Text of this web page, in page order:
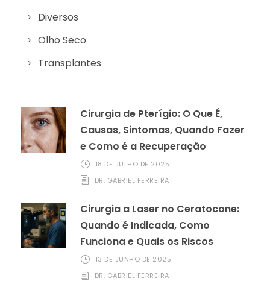
Diversos
Olho Seco
Transplantes
Cirurgia de Pterígio: O Que É,
Causas, Sintomas, Quando Fazer
e Como é a Recuperação
18 DE JULHO DE 2025
DR. GABRIEL FERREIRA
Cirurgia a Laser no Ceratocone:
Quando é Indicada, Como
Funciona e Quais os Riscos
13 DE JUNHO DE 2025
DR. GABRIEL FERREIRA